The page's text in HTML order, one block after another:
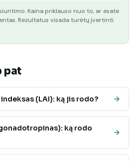
Kaina priklauso nuo to, ar esate
Rezultatus visada turėtų įvertinti
pat
(LAI): ką jis rodo?
ką rodo